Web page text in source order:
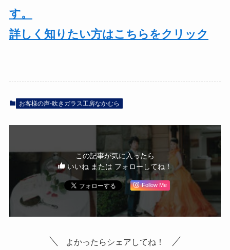
す。
詳しく知りたい方はこちらをクリック
お客様の声-吹きガラス工房なかむら
この記事が気に入ったら
いいね または フォローしてね！
Follow Me
よかったらシェアしてね！